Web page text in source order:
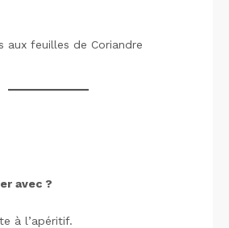
aux feuilles de Coriandre
avec ?
à l’apéritif.